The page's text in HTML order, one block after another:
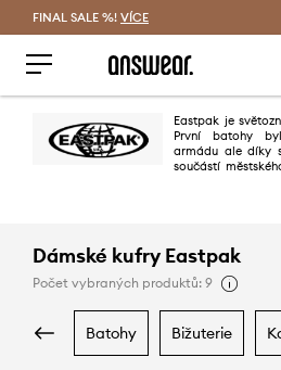
FINAL SALE %! VÍCE
Eastpak je
První batohy
armádu ale díky
součástí
Dámské kufry Eastpak
Počet vybraných produktů: 9
batohy bižuterie